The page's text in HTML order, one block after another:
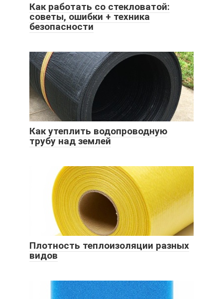
Как работать со стекловатой:
советы, ошибки + техника
безопасности
Как утеплить водопроводную
трубу над землей
Плотность теплоизоляции разных
видов